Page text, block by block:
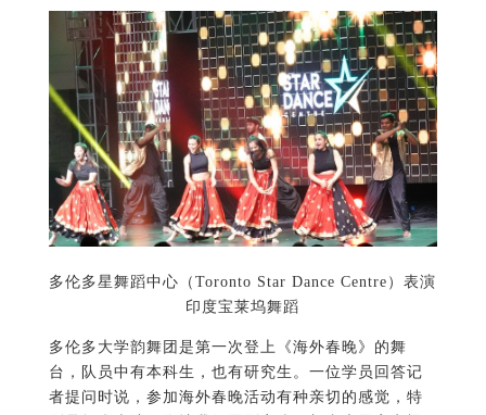
多伦多星舞蹈中心（Toronto Star Dance Centre）表演
印度宝莱坞舞蹈
多伦多大学韵舞团是第一次登上《海外春晚》的舞
台，队员中有本科生，也有研究生。一位学员回答记
者提问时说，参加海外春晚活动有种亲切的感觉，特